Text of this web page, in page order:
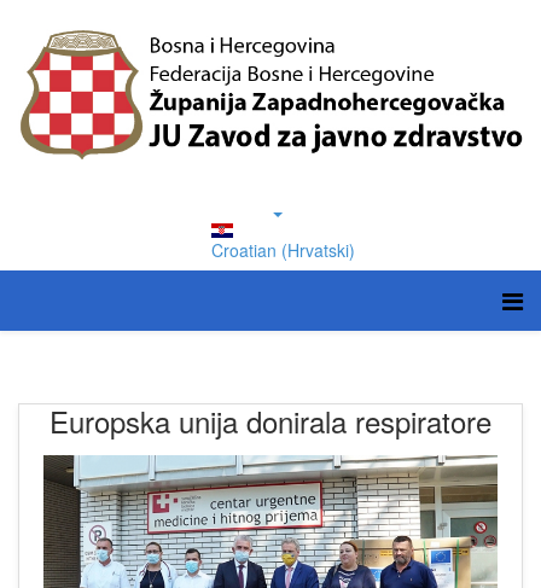
Croatian (Hrvatski)
Europska unija donirala respiratore